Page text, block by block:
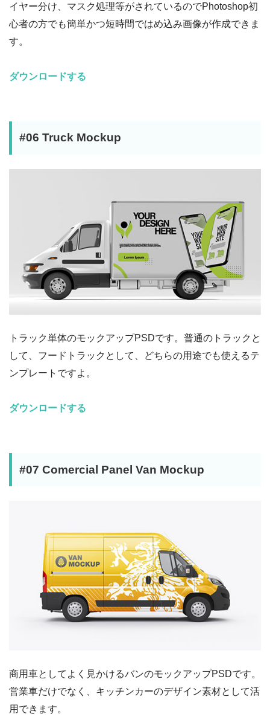
イヤー分け、マスク処理等がされているのでPhotoshop初
心者の方でも簡単かつ短時間ではめ込み画像が作成できま
す。
ダウンロードする
#06 Truck Mockup
トラック単体のモックアップPSDです。普通のトラックと
して、フードトラックとして、どちらの用途でも使えるテ
ンプレートですよ。
ダウンロードする
#07 Comercial Panel Van Mockup
商用車としてよく見かけるバンのモックアップPSDです。
営業車だけでなく、キッチンカーのデザイン素材として活
用できます。